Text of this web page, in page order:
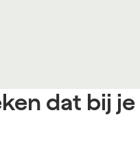
dat bij